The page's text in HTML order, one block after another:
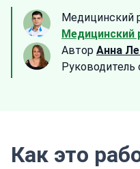
Медицинский
Медицинский
Автор Анна
Руководитель
Как это